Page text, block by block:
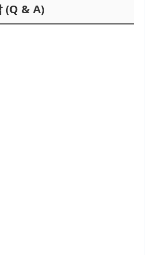
(Q & A)